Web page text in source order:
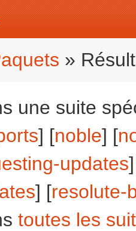
»
une suite
] [noble] [
updates
] [resolute-
toutes les